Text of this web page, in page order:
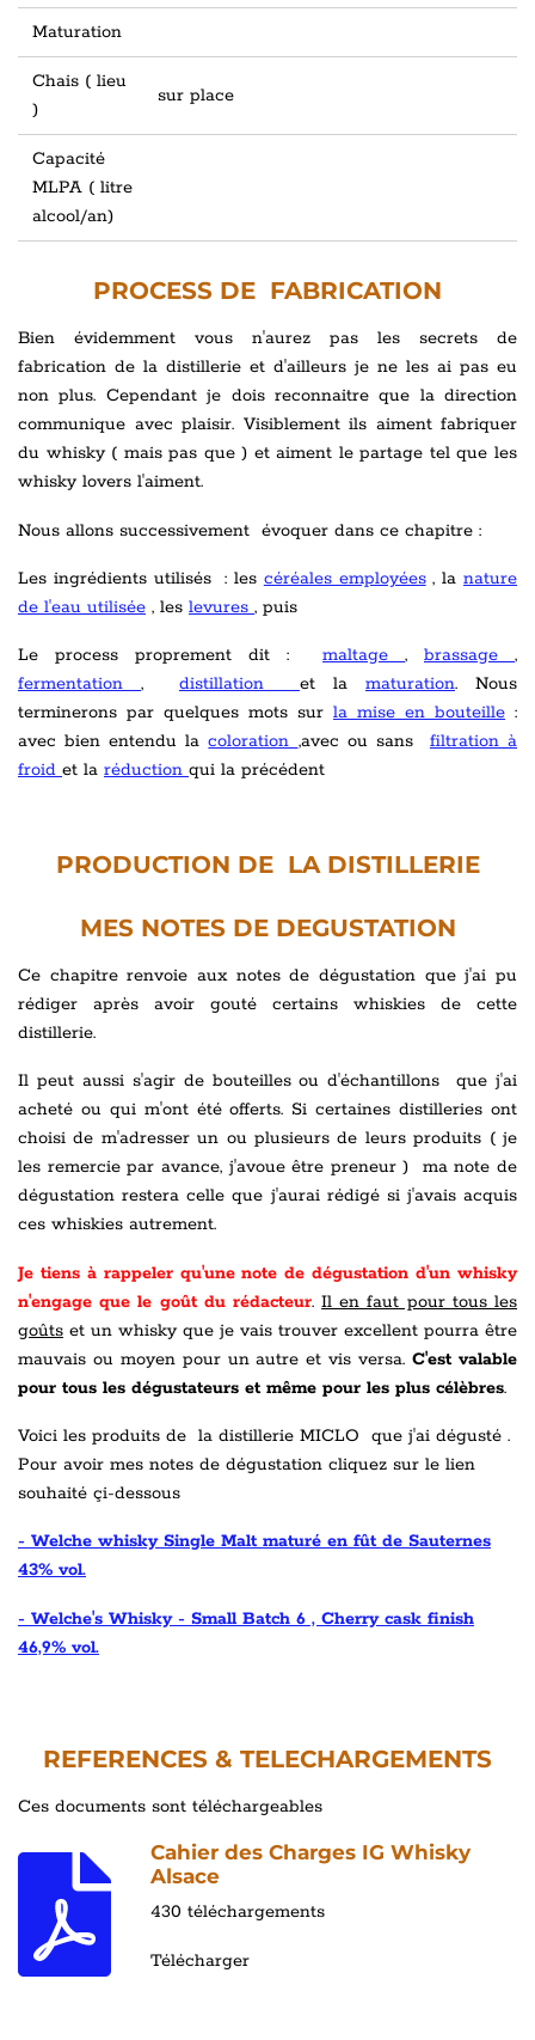
Maturation
Chais ( lieu
)
sur place
Capacité
MLPA ( litre
alcool/an)
PROCESS DE FABRICATION
Bien évidemment vous n'aurez pas les secrets de
fabrication de la distillerie et d'ailleurs je ne les ai pas eu
non plus. Cependant je dois reconnaitre que la direction
communique avec plaisir. Visiblement ils aiment fabriquer
du whisky ( mais pas que ) et aiment le partage tel que les
whisky lovers l'aiment.
Nous allons successivement évoquer dans ce chapitre :
Les ingrédients utilisés : les céréales employées, lanature
de l'eau utilisée , les levures , puis
Le process proprement dit : maltage , brassage ,
fermentation , distillation et la maturation. Nous
terminerons par quelques mots sur la mise en bouteille :
avec bien entendu lacoloration ,avec ou sans filtration à
froid et la réduction qui la précédent
PRODUCTION DE LA DISTILLERIE
MES NOTES DE DEGUSTATION
Ce chapitre renvoie aux notes de dégustation que j'ai pu
rédiger après avoir gouté certains whiskies de cette
distillerie.
Il peut aussi s'agir de bouteilles ou d'échantillons que j'ai
acheté ou qui m'ont été offerts. Si certaines distilleries ont
choisi de m'adresser un ou plusieurs de leurs produits ( je
les remercie par avance, j'avoue être preneur ) ma note de
dégustation restera celle que j'aurai rédigé si j'avais acquis
ces whiskies autrement.
Je tiens à rappeler qu'une note de dégustation d'un whisky
n'engage que le goût du rédacteur.Il en faut pour tous les
goûts et un whisky que je vais trouver excellent pourra être
mauvais ou moyen pour un autre et vis versa.C'est valable
pour tous les dégustateurs et même pour les plus célèbres.
Voici les produits de la distillerie MICLO que j'ai dégusté .
Pour avoir mes notes de dégustation cliquez sur le lien
souhaité çi-dessous
- Welche whisky Single Malt maturé en fût de Sauternes
43% vol.
- Welche's Whisky - Small Batch 6 , Cherry cask finish
46,9% vol.
REFERENCES & TELECHARGEMENTS
Ces documents sont téléchargeables
Cahier des Charges IG Whisky
Alsace
430 téléchargements
Télécharger